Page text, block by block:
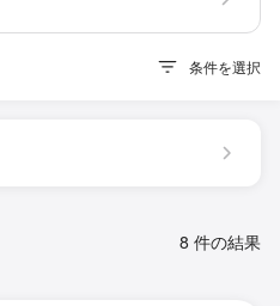
条件を選択
8 件の結果